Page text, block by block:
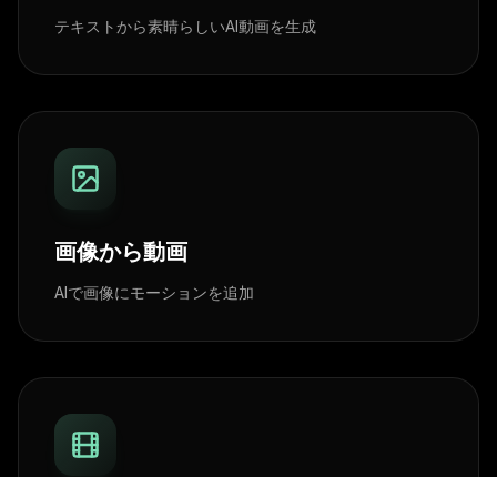
テキストから素晴らしいAI動画を生成
画像から動画
AIで画像にモーションを追加